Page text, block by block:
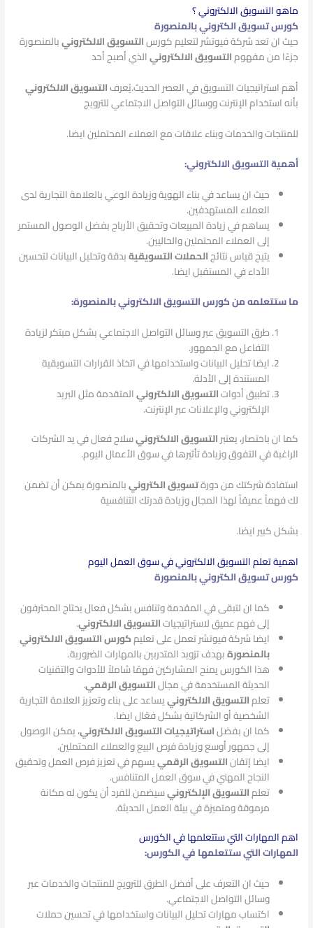
ماهو التسويق الالكتروني ؟
كورس تسويق الكتروني بالمنصورة
حيث ان تعد شركة فيوتشر لتعليم كورسالتسويق الالكترونيبالمنصورة
جزءًا من مفهومالتسويق الالكترونيالذي أصبح أحد
أهم استراتيجيات التسويق في العصر الحديث.يُعرفالتسويق الالكتروني
بأنه استخدام الإنترنت ووسائل التواصل الاجتماعي للترويج
للمنتجات والخدمات وبناء علاقات مع العملاء المحتملين ايضا.
أهمية التسويق الالكتروني:
حيث ان يساعد في بناء الهوية وزيادة الوعي بالعلامة التجارية لدى
العملاء المستهدفين.
يساهم في زيادة المبيعات وتحقيق الأرباح بفضل الوصول المستمر
إلى العملاء المحتملين والحاليين.
يتيح قياس نتائجالحملات التسويقيةبدقة وتحليل البيانات لتحسين
الأداء في المستقبل ايضا.
ما ستتعلمه من كورس التسويق الالكتروني بالمنصورة:
طرق التسويق عبر وسائل التواصل الاجتماعي بشكل مبتكر لزيادة
التفاعل مع الجمهور.
ايضا تحليل البيانات واستخدامها في اتخاذ القرارات التسويقية
المستندة إلى الأدلة.
تطبيق أدواتالتسويق الالكترونيالمتقدمة مثل البريد
الإلكتروني والإعلانات عبر الإنترنت.
كما ان باختصار، يعتبرالتسويق الالكترونيسلاح فعال في يد الشركات
الراغبة في التفوق وزيادة تأثيرها في سوق الأعمال اليوم.
استفادة شركتك من دورةتسويق الكترونيبالمنصورة يمكن أن تضمن
لك فهماً عميقاً لهذا المجال وزيادة قدرتك التنافسية
بشكل كبير ايضا.
اهمية تعلم التسويق الالكتروني في سوق العمل اليوم
كورس تسويق الكتروني بالمنصورة
كما ان لتبقى في المقدمة وتنافس بشكل فعال يحتاج المحترفون
إلى فهم عميق لاستراتيجياتالتسويق الالكتروني.
ايضا شركة فيوتشر تعمل على تعليمكورس التسويق الالكتروني
بالمنصورةبهدف تزويد المتدربين بالمهارات الضرورية.
هذا الكورس يمنح المشاركين فهمًا شاملاً للأدوات والتقنيات
الحديثة المستخدمة في مجالالتسويق الرقمي.
تعلمالتسويق الالكترونييساعد على بناء وتعزيز العلامة التجارية
الشخصية أو الشركاتية بشكل فعّال ايضا.
كما ان بفضلاستراتيجيات التسويق الالكتروني، يمكن الوصول
إلى جمهور أوسع وزيادة فرص البيع والعملاء المحتملين.
ايضا إتقانالتسويق الرقمييسهم في تعزيز فرص العمل وتحقيق
النجاح المهني في سوق العمل المتنافس.
تعلمالتسويق الإلكترونيسيضمن للفرد أن يكون له مكانة
مرموقة ومتميزة في بيئة العمل الحديثة.
اهم المهارات التي ستتعلمها في الكورس
المهارات التي ستتعلمها في الكورس:
حيث ان التعرف على أفضل الطرق للترويج للمنتجات والخدمات عبر
وسائل التواصل الاجتماعي.
اكتساب مهارات تحليل البيانات واستخدامها في تحسين حملات